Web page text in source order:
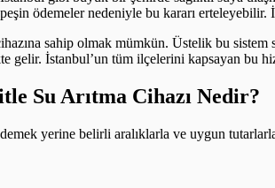
ödemeler nedeniyle bu kararı erteleyebilir.
sahip olmak mümkün. Üstelik bu sistem
gelir. İstanbul’un tüm ilçelerini kapsayan bu
Su Arıtma Cihazı Nedir?
yerine belirli aralıklarla ve uygun